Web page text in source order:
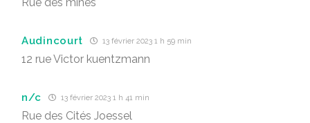
Audincourt 13 février 2023 1 h 59 min
12 rue Victor kuentzmann
n/c 13 février 2023 1 h 41 min
Rue des Cités Joessel